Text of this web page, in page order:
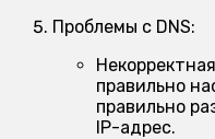
Проблемы с DNS:
правильно
правильно
IP-адрес.